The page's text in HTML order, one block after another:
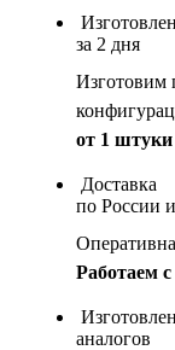
за 2 дня
Изготовим
от 1 штуки
Доставка
по России
Работаем
аналогов